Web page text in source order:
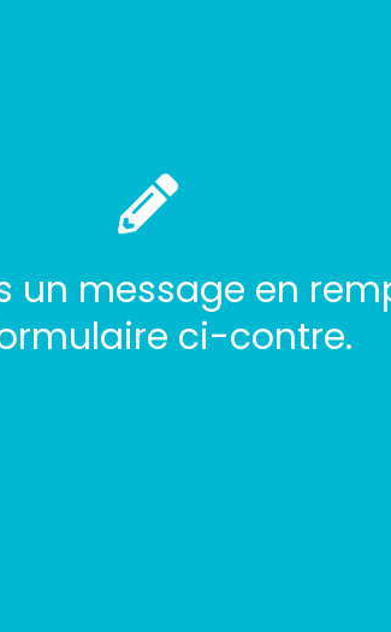
un message en
ci-contre.